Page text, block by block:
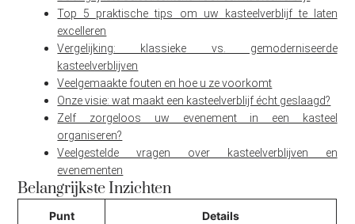
Top 5 praktische tips om uw kasteelverblijf te laten
excelleren
Vergelijking: klassieke vs. gemoderniseerde
kasteelverblijven
Veelgemaakte fouten en hoe u ze voorkomt
Onze visie: wat maakt een kasteelverblijf écht geslaagd?
Zelf zorgeloos uw evenement in een kasteel
organiseren?
Veelgestelde vragen over kasteelverblijven en
evenementen
Belangrijkste Inzichten
Punt Details